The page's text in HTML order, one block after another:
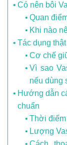
Có nên bôi
Quan
Khi nào
Tác dụng
Cơ chế
Vì sao
nếu dùng
Hướng dẫn
chuẩn
Thời
Lượng